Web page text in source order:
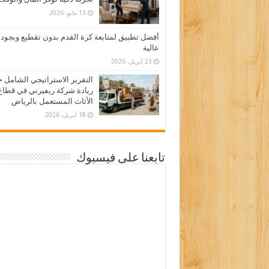
13 مايو، 2026
أفضل تطبيق لمتابعة كرة القدم بدون تقطيع
عالية
23 أبريل، 2026
التقرير الاستراتيجي
ريادة شركة ريفيرني في
الأثاث المستعمل بالرياض
18 أبريل، 2026
تابعنا على فيسبوك